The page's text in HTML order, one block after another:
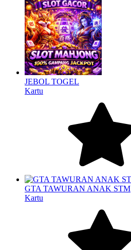
JEBOL TOGEL
Kartu
GTA TAWURAN ANAK STM
Kartu